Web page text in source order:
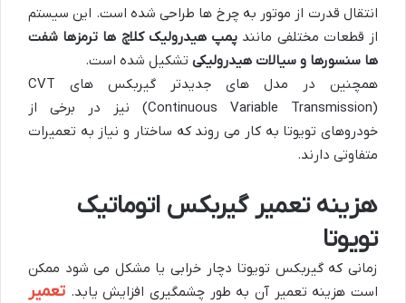
انتقال قدرت از موتور به چرخ ها طراحی شده است. این سیستم
از قطعات مختلفی مانند پمپ هیدرولیک کلاچ ها ترمزها شفت
ها سنسورها و سیالات هیدرولیکی تشکیل شده است.
همچنین در مدل های جدیدتر گیربکس های CVT
(Continuous Variable Transmission) نیز در برخی از
خودروهای تویوتا به کار می روند که ساختار و نیاز به تعمیرات
متفاوتی دارند.
هزینه تعمیر گیربکس اتوماتیک
تویوتا
زمانی که گیربکس تویوتا دچار خرابی یا مشکل می شود ممکن
است هزینه تعمیر آن به طور چشمگیری افزایش یابد. تعمیر